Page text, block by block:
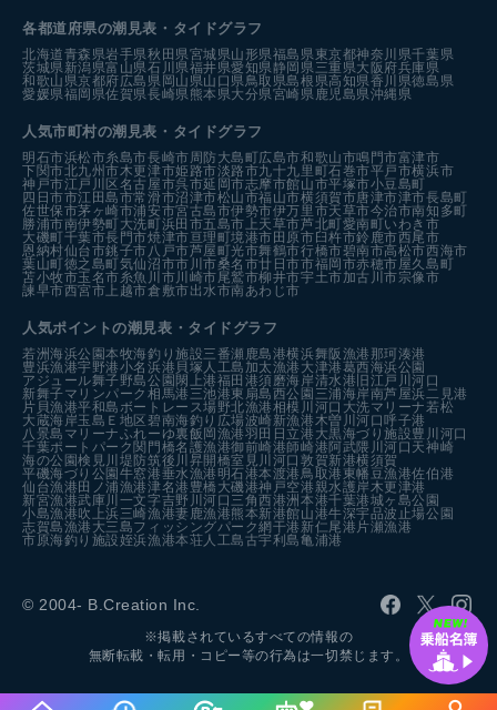
各都道府県の潮見表 ・タイドグラフ
北海道青森県岩手県秋田県宮城県山形県福島県 東京都神奈川県千葉県
茨城県 新潟県富山県石川県福井県愛知県静岡県 三重県大阪府兵庫県
和歌山県京都府広島県 岡山県山口県 鳥取県島根県高知県香川県徳島県
愛媛県福岡県佐賀県長崎県 熊本県大分県宮崎県 鹿児島県沖縄県
人気市町村の潮見表・タイドグラフ
明石市浜松市糸島市長崎市 周防大島町広島市和歌山市鳴門市富津市
下関市北九州市木更津市姫路市淡路市九十九里町石巻市平戸市横浜市
神戸市江戸川区名古屋市呉市延岡市志摩市館山市平塚市小豆島町
四日市市江田島市常滑市沼津市松山市福山市横須賀市唐津市津市長島町
佐世保市茅ヶ崎市浦安市宮古島市伊勢市伊万里市天草市今治市南知多町
勝浦市南伊勢町大洗町浜田市五島市 上天草市芦北町愛南町いわき市
大磯町千葉市長門市焼津市亘理町境港市田原市臼杵市鈴鹿市西尾市
恩納村仙台市銚子市 八戸市芦屋町光市舞鶴市行橋市碧南市高松市西海市
葉山町徳之島町気仙沼市市川市桑名市廿日市市福岡市赤穂市屋久島町
苫小牧市玉名市糸魚川市 川崎市尾鷲市柳井市宇土市加古川市宗像市
諫早市西宮市 上越市倉敷市出水市南あわじ市
人気ポイントの潮見表・タイドグラフ
若洲海浜公園本牧海釣り施設三番瀬 鹿島港横浜舞阪漁港 那珂湊港
豊浜漁港宇野港小名浜港 貝塚人工島 加太漁港 大津港葛西海浜公園
アジュール舞子野島公園閖上港福田港須磨海岸清水港 旧江戸川河口
新舞子マリンパーク 相馬港 三池港東扇島西公園 三浦海岸南芦屋浜 二見港
片貝漁港平和島ボートレース場野北漁港相模川河口 大洗マリーナ 若松
大蔵海岸玉島Ｅ地区碧南海釣り広場波崎新漁港 木曽川河口呼子港
八景島マリーナふれーゆ裏飯岡漁港羽田 日立港 大黒海づり施設豊川河口
千葉ポートパーク関門橋名護漁港御前崎港師崎港阿武隈川河口 天神崎
海の公園検見川堤防筑後川昇開橋室見川河口敦賀新港横須賀
平磯海づり公園牛窓港垂水漁港 明石港本渡港 鳥取港 東幡豆漁港佐伯港
仙台漁港田ノ浦漁港津名港 豊橋 大磯港神戸空港親水護岸 木更津港
新宮漁港武庫川一文字吉野川河口 三角西港洲本港千葉港城ヶ島公園
小島漁港吹上浜三崎漁港妻鹿漁港熊本新港館山港牛深宇品波止場公園
志賀島漁港 大三島フィッシングパーク網干港 新仁尾港 片瀬漁港
市原海釣り施設姪浜漁港本荘人工島古宇利島亀浦港
© 2004- B.Creation Inc.
※掲載されているすべての情報の
無断転載・転用・コピー等の行為は一切禁じます。